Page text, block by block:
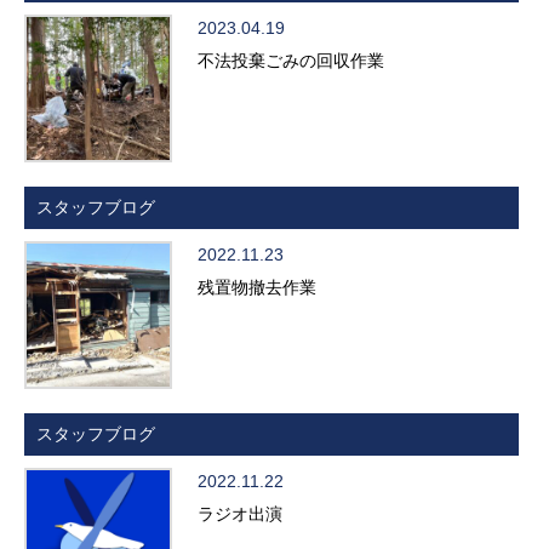
2023.04.19
不法投棄ごみの回収作業
スタッフブログ
2022.11.23
残置物撤去作業
スタッフブログ
2022.11.22
ラジオ出演